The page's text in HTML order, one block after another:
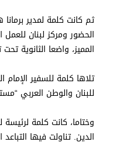
ثم كانت كلمة لمدير
الحضور ومركز لبنان
المميز، واضعا الثانوية
تلاها كلمة للسفير
للبنان والوطن العربي
وختاما، كانت كلمة
الدين. تناولت فيها